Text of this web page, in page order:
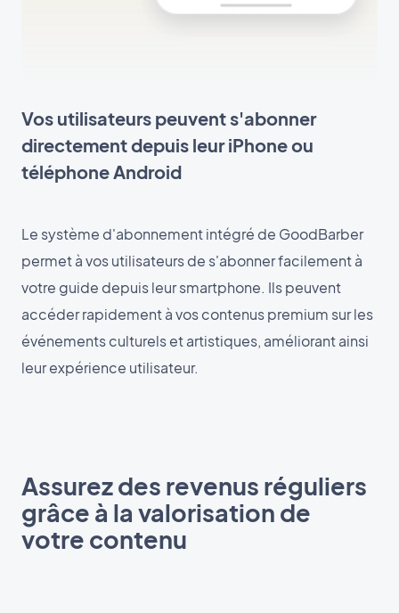
Vos utilisateurs peuvent s'abonner
directement depuis leur iPhone ou
téléphone Android
Le système d'abonnement intégré de GoodBarber
permet à vos utilisateurs de s'abonner facilement à
votre guide depuis leur smartphone. Ils peuvent
accéder rapidement à vos contenus premium sur les
événements culturels et artistiques, améliorant ainsi
leur expérience utilisateur.
Assurez des revenus réguliers
grâce à la valorisation de
votre contenu